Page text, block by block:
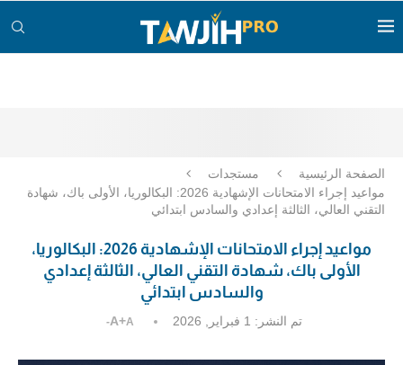
الصفحة الرئيسية
مستجدات
مواعيد إجراء الامتحانات الإشهادية 2026: البكالوريا، الأولى باك، شهادة
التقني العالي، الثالثة إعدادي والسادس ابتدائي
مواعيد إجراء الامتحانات الإشهادية 2026: البكالوريا،
الأولى باك، شهادة التقني العالي، الثالثة إعدادي
والسادس ابتدائي
تم النشر: A+A-